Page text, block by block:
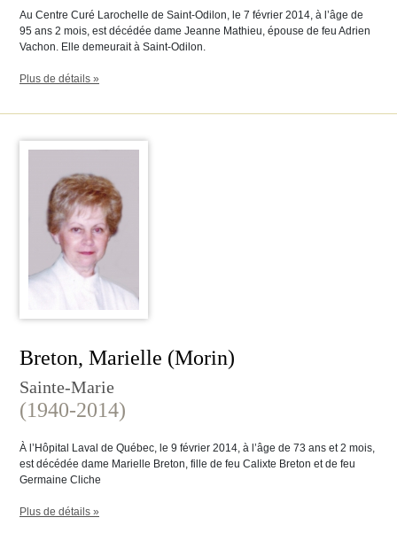
Au Centre Curé Larochelle de Saint-Odilon, le 7 février 2014, à l’âge de
95 ans 2 mois, est décédée dame Jeanne Mathieu, épouse de feu Adrien
Vachon. Elle demeurait à Saint-Odilon.
Plus de détails »
Breton, Marielle (Morin)
Sainte-Marie
(1940-2014)
À l’Hôpital Laval de Québec, le 9 février 2014, à l’âge de 73 ans et 2 mois,
est décédée dame Marielle Breton, fille de feu Calixte Breton et de feu
Germaine Cliche
Plus de détails »